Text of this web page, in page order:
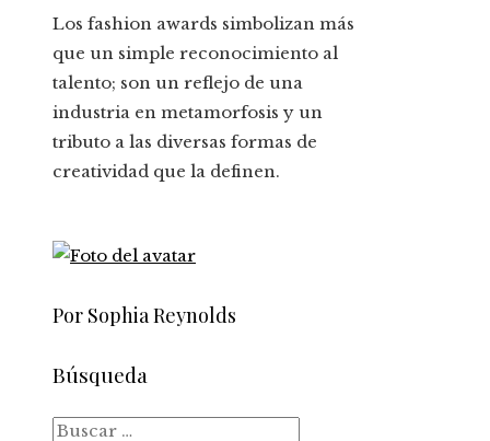
Los fashion awards simbolizan más
que un simple reconocimiento al
talento; son un reflejo de una
industria en metamorfosis y un
tributo a las diversas formas de
creatividad que la definen.
Por Sophia Reynolds
Búsqueda
Buscar: